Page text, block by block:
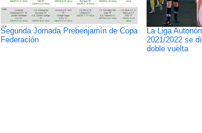
Segunda Jornada Prebenjamín de Copa
Federación
La Liga
2021/2022 se
doble vuelta